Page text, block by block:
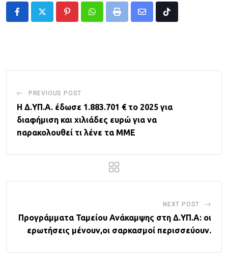
PinterestWhatsappPrint
Share
Tiktok
PREVIOUS POST
Η Δ.ΥΠ.Α. έδωσε 1.883.701 € το 2025 για
διαφήμιση και χιλιάδες ευρώ για να
παρακολουθεί τι λένε τα ΜΜΕ
NEXT POST
Προγράμματα Ταμείου Ανάκαμψης στη Δ.ΥΠ.Α: οι
ερωτήσεις μένουν,οι σαρκασμοί περισσεύουν.